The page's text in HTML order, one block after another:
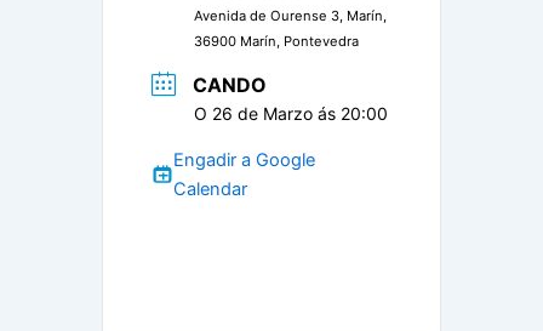
Avenida de Ourense 3, Marín,
36900 Marín, Pontevedra
CANDO
O 26 de Marzo ás 20:00
Engadir a Google
Calendar